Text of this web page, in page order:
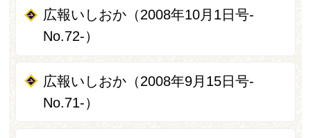
広報いしおか（2008年10月1日号-
No.72-）
広報いしおか（2008年9月15日号-
No.71-）